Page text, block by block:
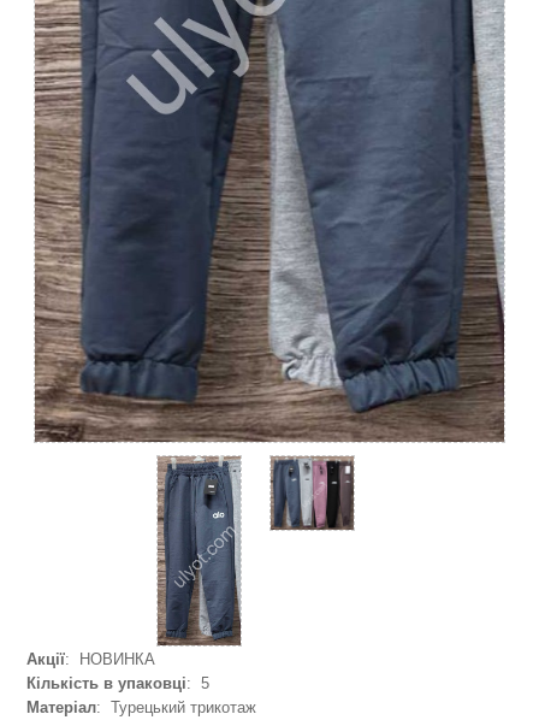
Акції: НОВИНКА
Кількість в упаковці: 5
Матеріал: Турецький трикотаж